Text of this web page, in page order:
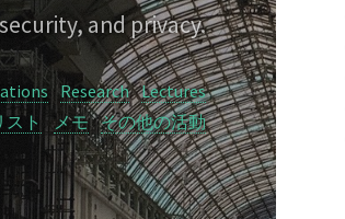
security, and privacy.
Research Lectures
スト メモ その他の活動